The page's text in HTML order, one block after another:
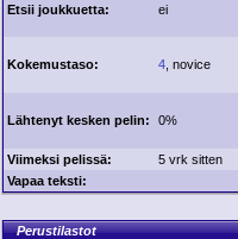
Etsii joukkuetta: ei
Kokemustaso: 4 , novice
Lähtenyt kesken pelin: 0%
Viimeksi pelissä:
5 vrk sitten
Vapaa teksti:
Perustilastot